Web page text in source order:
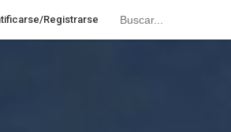
Registrarse